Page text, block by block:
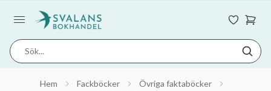
Hem Fackböcker
Övriga faktaböcker